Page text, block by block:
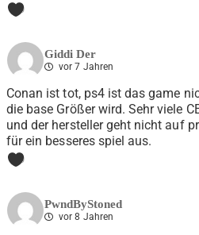
0
Giddi Der
vor 7 Jahren
Conan ist tot, ps4 ist das game
die base Größer wird. Sehr viele
und der hersteller geht nicht auf
für ein besseres spiel aus.
0
PwndByStoned
vor 8 Jahren